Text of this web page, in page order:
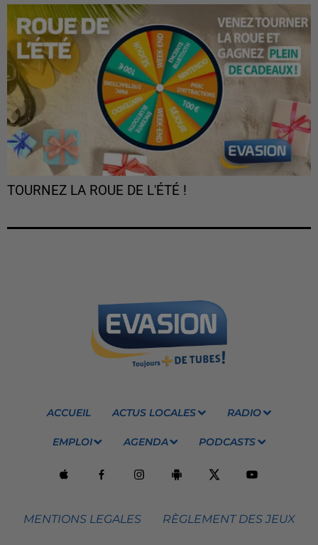
TOURNEZ LA ROUE DE L'ÉTÉ !
ACCUEIL ACTUS LOCALES RADIO
EMPLOI AGENDA PODCASTS
MENTIONS LEGALES RÈGLEMENT DES JEUX